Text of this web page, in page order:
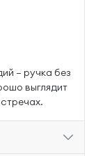
— ручка без
выглядит